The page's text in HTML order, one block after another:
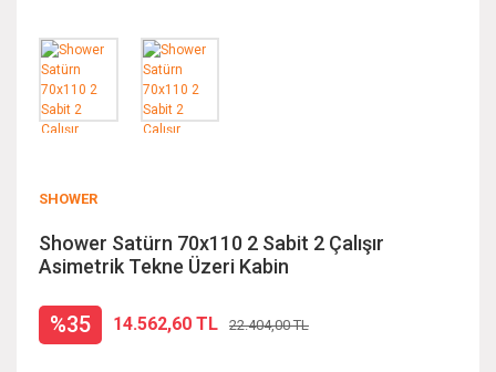
SHOWER
Shower Satürn 70x110 2 Sabit 2 Çalışır
Asimetrik Tekne Üzeri Kabin
%35 14.562,60 TL 22.404,00 TL